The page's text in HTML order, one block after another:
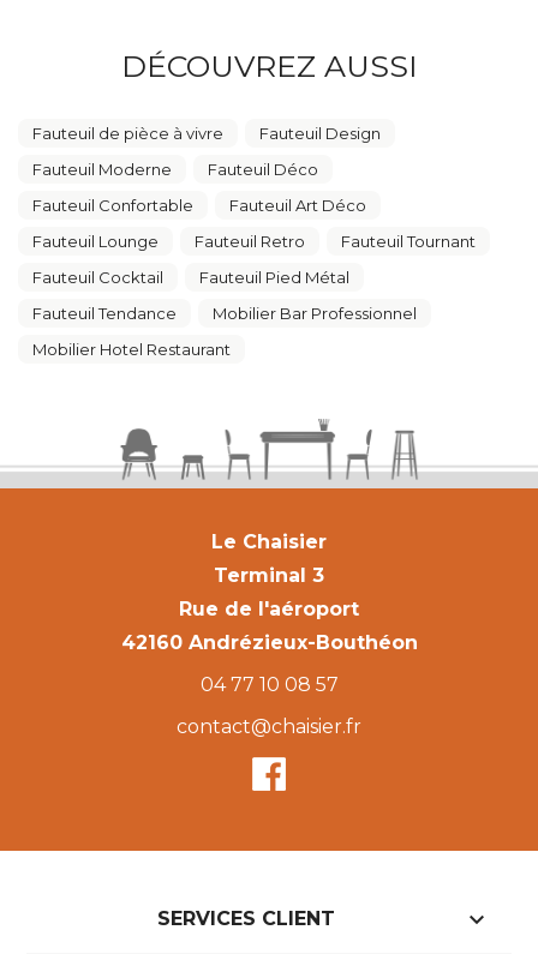
DÉCOUVREZ AUSSI
Fauteuil de pièce à vivre
Fauteuil Design
Fauteuil Moderne
Fauteuil Déco
Fauteuil Confortable
Fauteuil Art Déco
Fauteuil Lounge
Fauteuil Retro
Fauteuil Tournant
Fauteuil Cocktail
Fauteuil Pied Métal
Fauteuil Tendance
Mobilier Bar Professionnel
Mobilier Hotel Restaurant
Le Chaisier
Terminal 3
Rue de l'aéroport
42160 Andrézieux-Bouthéon
04 77 10 08 57
contact@chaisier.fr
SERVICES CLIENT 